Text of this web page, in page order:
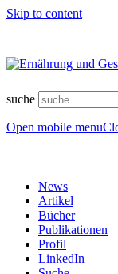
Skip to content
suche
Open mobile menu
News
Artikel
Bücher
Publikationen
Profil
LinkedIn